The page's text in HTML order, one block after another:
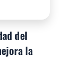
del
la